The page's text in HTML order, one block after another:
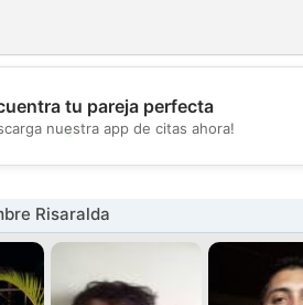
💖
tu pareja perfecta
nuestra app de citas ahora!
Risaralda